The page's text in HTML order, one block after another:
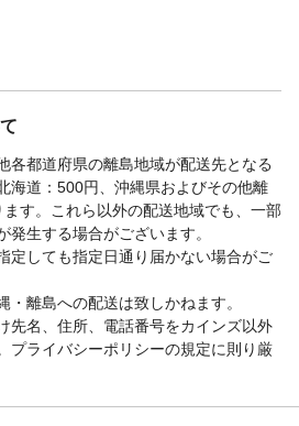
各都道府県の離島地域が配送先となる
海道：500円、沖縄県およびその他離
す。これら以外の配送地域でも、一部
発生する場合がございます。
定しても指定日通り届かない場合がご
・離島への配送は致しかねます。
先名、住所、電話番号をカインズ以外
プライバシーポリシーの規定に則り厳